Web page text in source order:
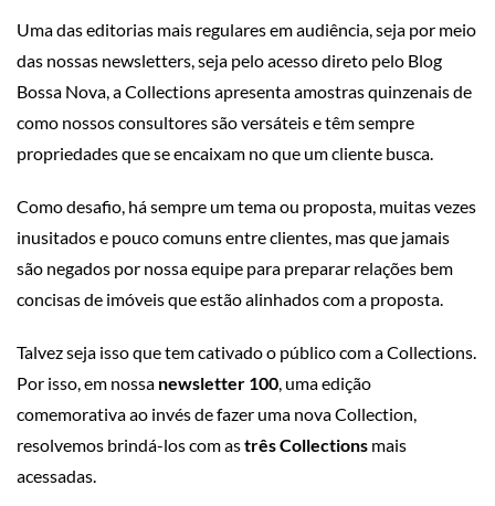
Uma das editorias mais regulares em audiência, seja por meio
das nossas newsletters, seja pelo acesso direto pelo Blog
Bossa Nova, a Collections apresenta amostras quinzenais de
como nossos consultores são versáteis e têm sempre
propriedades que se encaixam no que um cliente busca.
Como desafio, há sempre um tema ou proposta, muitas vezes
inusitados e pouco comuns entre clientes, mas que jamais
são negados por nossa equipe para preparar relações bem
concisas de imóveis que estão alinhados com a proposta.
Talvez seja isso que tem cativado o público com a Collections.
Por isso, em nossa newsletter 100, uma edição
comemorativa ao invés de fazer uma nova Collection,
resolvemos brindá-los com astrês Collections mais
acessadas.